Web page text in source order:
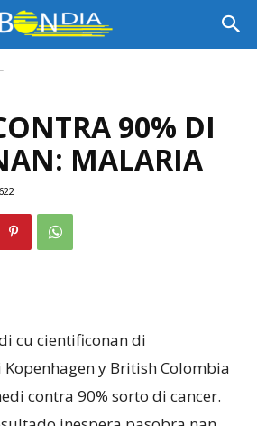
90% DI
MALARIA
cu cientificonan di
y British Colombia
contra 90% sorto di cancer.